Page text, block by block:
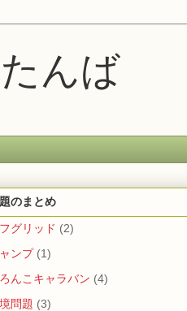
んば
のまとめ
グリッド (2)
ンプ (1)
んこキャラバン (4)
問題 (3)